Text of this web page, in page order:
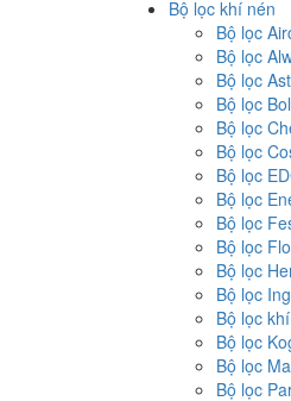
Bộ lọc khí nén
Bộ lọc
Bộ lọc
Bộ lọc
Bộ lọc
Bộ lọc
Bộ lọc
Bộ lọc
Bộ lọc
Bộ lọc
Bộ lọc
Bộ lọc
Bộ lọc
Bộ lọc
Bộ lọc
Bộ lọc
Bộ lọc